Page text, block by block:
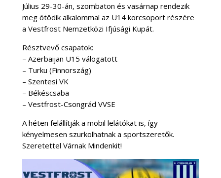
Július 29-30-án, szombaton és vasárnap rendezik
meg ötödik alkalommal az U14 korcsoport részére
a Vestfrost Nemzetközi Ifjúsági Kupát.
Résztvevő csapatok:
– Azerbaijan U15 válogatott
– Turku (Finnország)
– Szentesi VK
– Békéscsaba
– Vestfrost-Csongrád VVSE
A héten felállítják a mobil lelátókat is, így
kényelmesen szurkolhatnak a sportszeretők.
Szeretettel Várnak Mindenkit!